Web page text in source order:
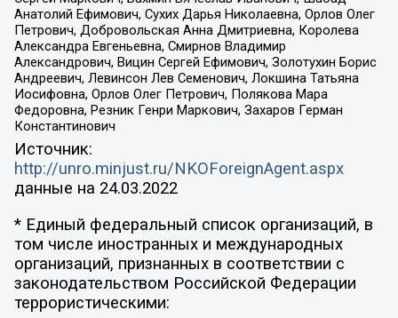
Анатолий Ефимович, Сухих Дарья Николаевна, Орлов Олег
Петрович, Добровольская Анна Дмитриевна, Королева
Александра Евгеньевна, Смирнов Владимир
Александрович, Вицин Сергей Ефимович, Золотухин Борис
Андреевич, Левинсон Лев Семенович, Локшина Татьяна
Иосифовна, Орлов Олег Петрович, Полякова Мара
Федоровна, Резник Генри Маркович, Захаров Герман
Константинович
Источник:
http://unro.minjust.ru/NKOForeignAgent.aspx
данные на 24.03.2022
* Единый федеральный список организаций, в
том числе иностранных и международных
организаций, признанных в соответствии с
законодательством Российской Федерации
террористическими: